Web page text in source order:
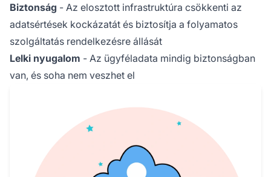
Biztonság - Az elosztott infrastruktúra csökkenti az
adatsértések kockázatát és biztosítja a folyamatos
szolgáltatás rendelkezésre állását
Lelki nyugalom - Az ügyféladata mindig biztonságban
van, és soha nem veszhet el